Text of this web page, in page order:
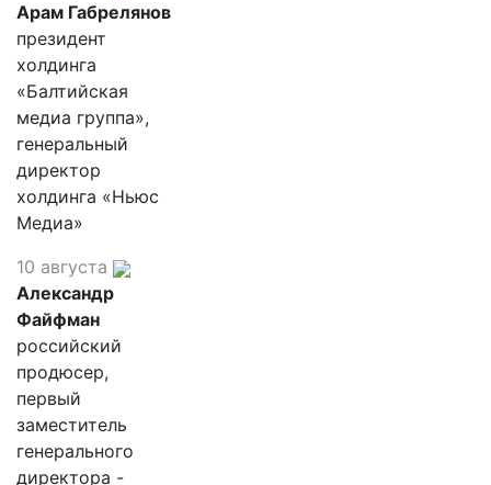
Арам Габрелянов
президент
холдинга
«Балтийская
медиа группа»,
генеральный
директор
холдинга «Ньюс
Медиа»
10 августа
Александр
Файфман
российский
продюсер,
первый
заместитель
генерального
директора -